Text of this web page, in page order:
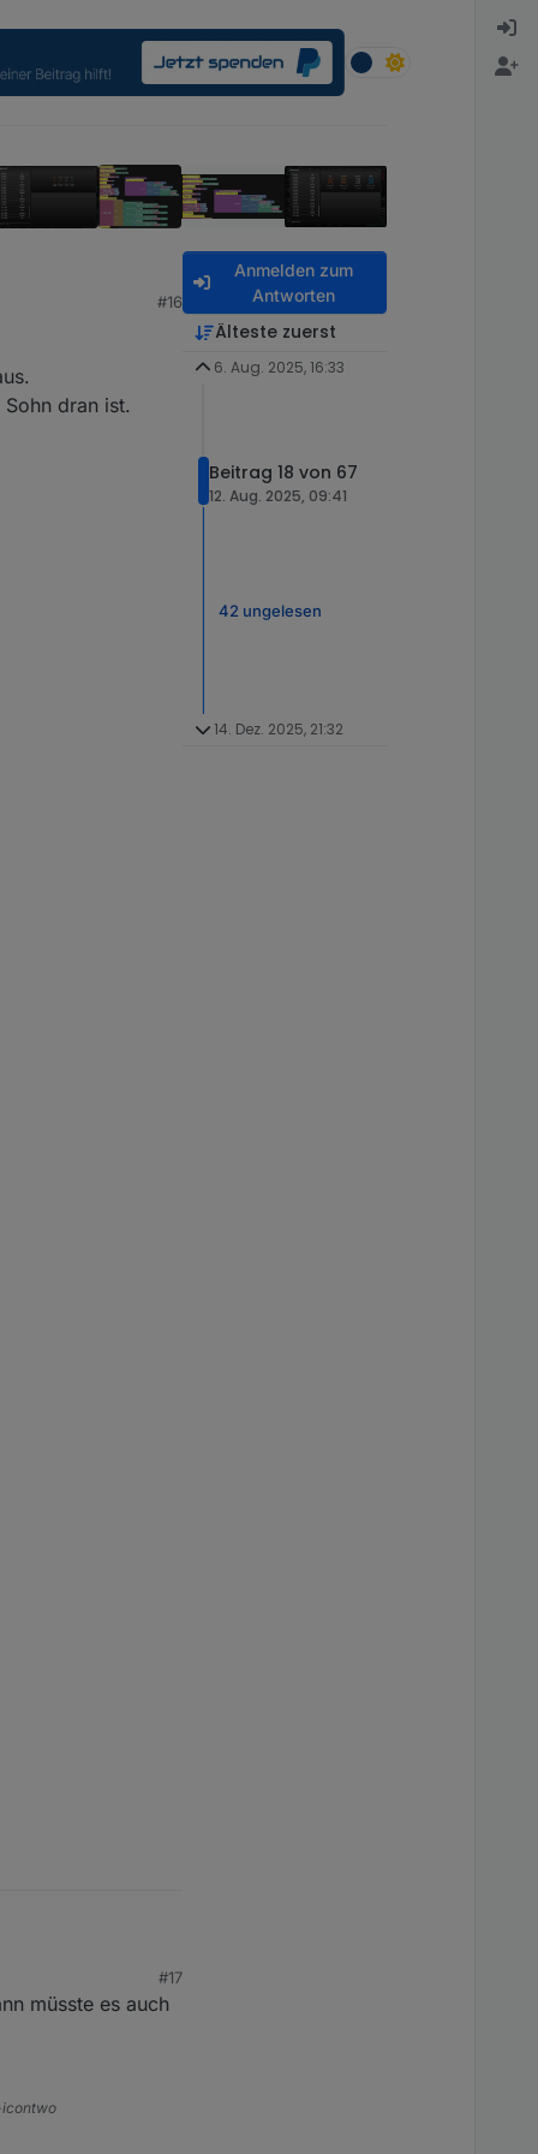
#16
dran ist.
dran ist.
#17
müsste es auch
Anmelden zum
Antworten
Älteste zuerst
6. Aug. 2025, 16:33
Beitrag 18 von 67
12. Aug. 2025, 09:41
42 ungelesen
14. Dez. 2025, 21:32